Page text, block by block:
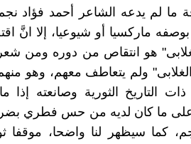
ما لم يدعه الشاعر أحمد فؤاد
ماركسيا أو شيوعيا، إلا انَّ
هو انتقاص من دوره ومن
ولم يتعاطف معهم، وهو
ذات التاريخ الثورية وصانعته
ما كان لديه من حس فطري
كما سيظهر لنا واضحا، موقفا